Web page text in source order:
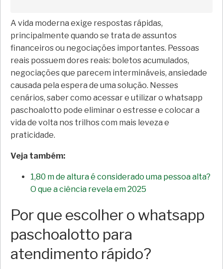
A vida moderna exige respostas rápidas,
principalmente quando se trata de assuntos
financeiros ou negociações importantes. Pessoas
reais possuem dores reais: boletos acumulados,
negociações que parecem intermináveis, ansiedade
causada pela espera de uma solução. Nesses
cenários, saber como acessar e utilizar o whatsapp
paschoalotto pode eliminar o estresse e colocar a
vida de volta nos trilhos com mais leveza e
praticidade.
Veja também:
1,80 m de altura é considerado uma pessoa alta?
O que a ciência revela em 2025
Por que escolher o whatsapp
paschoalotto para
atendimento rápido?